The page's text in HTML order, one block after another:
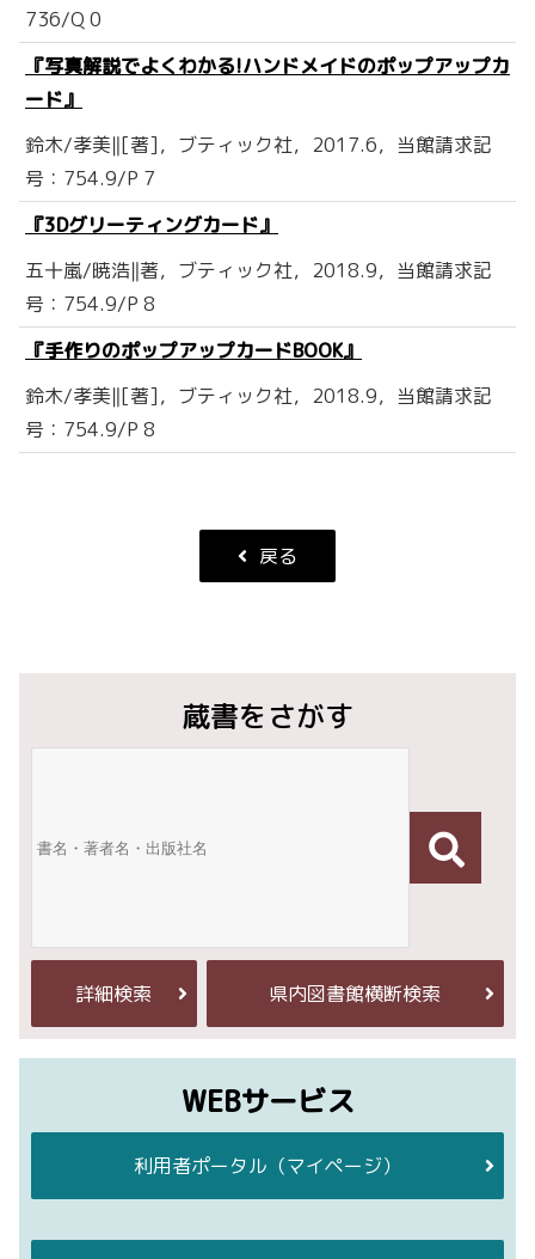
736/Q 0
『写真解説でよくわかる!ハンドメイドのポップアップカ
ード』
鈴木/孝美‖[著]，ブティック社，2017.6，当館請求記
号：754.9/P 7
『3Dグリーティングカード』
五十嵐/暁浩‖著，ブティック社，2018.9，当館請求記
号：754.9/P 8
『手作りのポップアップカードBOOK』
鈴木/孝美‖[著]，ブティック社，2018.9，当館請求記
号：754.9/P 8
戻る
蔵書をさがす
詳細検索 県内図書館横断検索
WEBサービス
利用者ポータル （マイページ）